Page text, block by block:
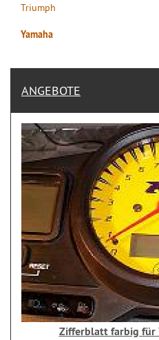
Triumph
Yamaha
ANGEBOTE
Zifferblatt farbig für